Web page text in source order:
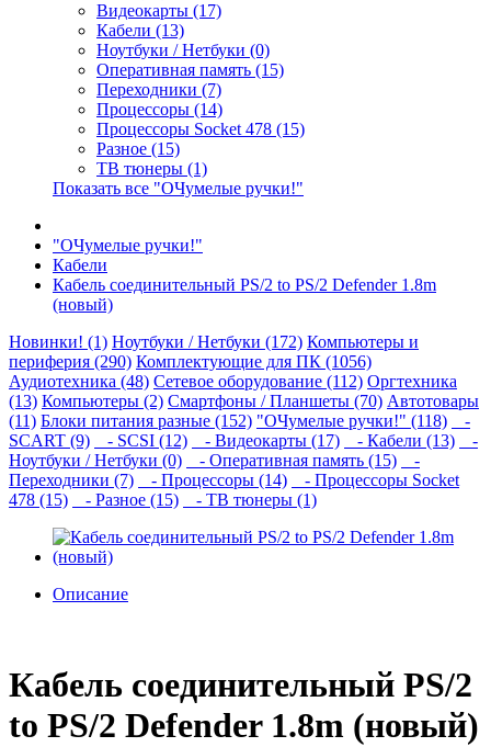
Видеокарты (17)
Кабели (13)
Ноутбуки / Нетбуки (0)
Оперативная память (15)
Переходники (7)
Процессоры (14)
Процессоры Socket 478 (15)
Разное (15)
ТВ тюнеры (1)
Показать все "ОЧумелые ручки!"
"ОЧумелые ручки!"
Кабели
Кабель соединительный PS/2 to PS/2 Defender 1.8m
(новый)
Новинки! (1) Ноутбуки / Нетбуки (172) Компьютеры и
периферия (290) Комплектующие для ПК (1056)
Аудиотехника (48) Сетевое оборудование (112) Оргтехника
(13) Компьютеры (2) Смартфоны / Планшеты (70) Автотовары
(11) Блоки питания разные (152) "ОЧумелые ручки!" (118)
-
SCART (9)
- SCSI (12) - Видеокарты (17) - Кабели (13)
-
Ноутбуки / Нетбуки (0)
- Оперативная память (15)
-
Переходники (7)
- Процессоры (14)
- Процессоры Socket
478 (15)
- Разное (15) - ТВ тюнеры (1)
Описание
Кабель соединительный PS/2
to PS/2 Defender 1.8m (новый)